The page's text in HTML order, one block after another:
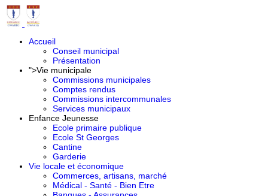
Accueil
Conseil municipal
Présentation
">Vie municipale
Commissions municipales
Comptes rendus
Commissions intercommunales
Services municipaux
Enfance Jeunesse
Ecole primaire publique
Ecole St Georges
Cantine
Garderie
Vie locale et économique
Commerces, artisans, marché
Médical - Santé - Bien Etre